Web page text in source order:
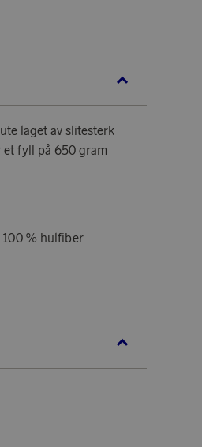
laget av slitesterk
et fyll på 650 gram
100 % hulfiber